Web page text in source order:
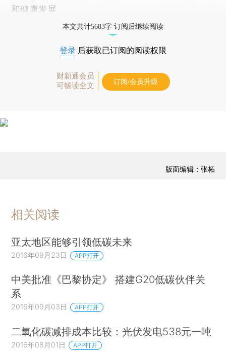
和健康发展。
本文共计5683字 订阅后继续阅读
登录 后获取已订阅的阅读权限
财新通会员
可畅读全文
订阅/会员升级
版面编辑：张柘
相关阅读
亚太地区能够引领低碳未来
2016年09月23日 APP打开
中美批准《巴黎协定》 搭建G20低碳伙伴关
系
2016年09月03日 APP打开
二氧化碳减排成本比较：光伏发电538元一吨
2016年08月01日 APP打开